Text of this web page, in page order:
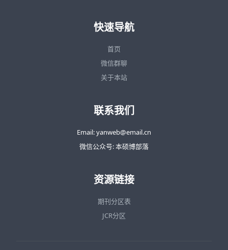
快速导航
首页
微信群聊
关于本站
联系我们
Email: yanweb@email.cn
微信公众号: 本硕博部落
资源链接
期刊分区表
JCR分区